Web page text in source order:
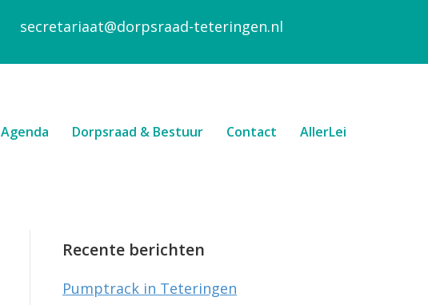
secretariaat@dorpsraad-teteringen.nl
Agenda Dorpsraad & Bestuur Contact AllerLei
Recente berichten
Pumptrack in Teteringen